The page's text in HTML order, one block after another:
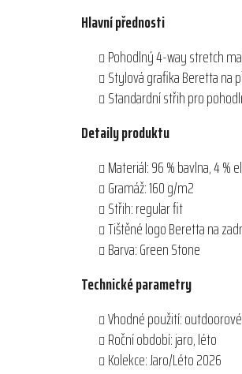
Hlavní přednosti
Pohodlný 4-way stretch
Stylová grafika Beretta na
Standardní střih pro
Detaily produktu
Materiál: 96 % bavlna, 4 %
Gramáž: 160 g/m2
Střih: regular fit
Tištěné logo Beretta na
Barva: Green Stone
Technické parametry
Vhodné použití:
Roční období: jaro, léto
Kolekce: Jaro/Léto 2026